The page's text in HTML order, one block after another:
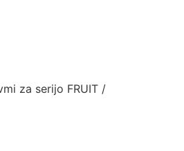
za serijo FRUIT /